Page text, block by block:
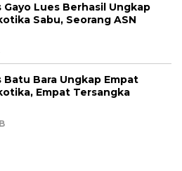
Lues Berhasil Ungkap
Sabu, Seorang ASN
Bara Ungkap Empat
Empat Tersangka